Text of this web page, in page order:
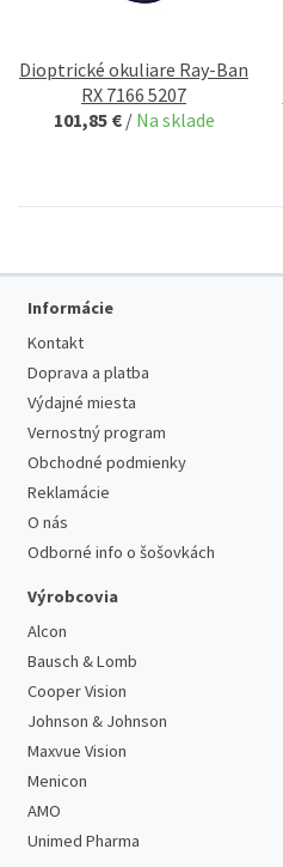
Dioptrické okuliare Ray-Ban
RX 7166 5207
101,85 € / Na sklade
Informácie
Kontakt
Doprava a platba
Výdajné miesta
Vernostný program
Obchodné podmienky
Reklamácie
O nás
Odborné info o šošovkách
Výrobcovia
Alcon
Bausch & Lomb
Cooper Vision
Johnson & Johnson
Maxvue Vision
Menicon
AMO
Unimed Pharma